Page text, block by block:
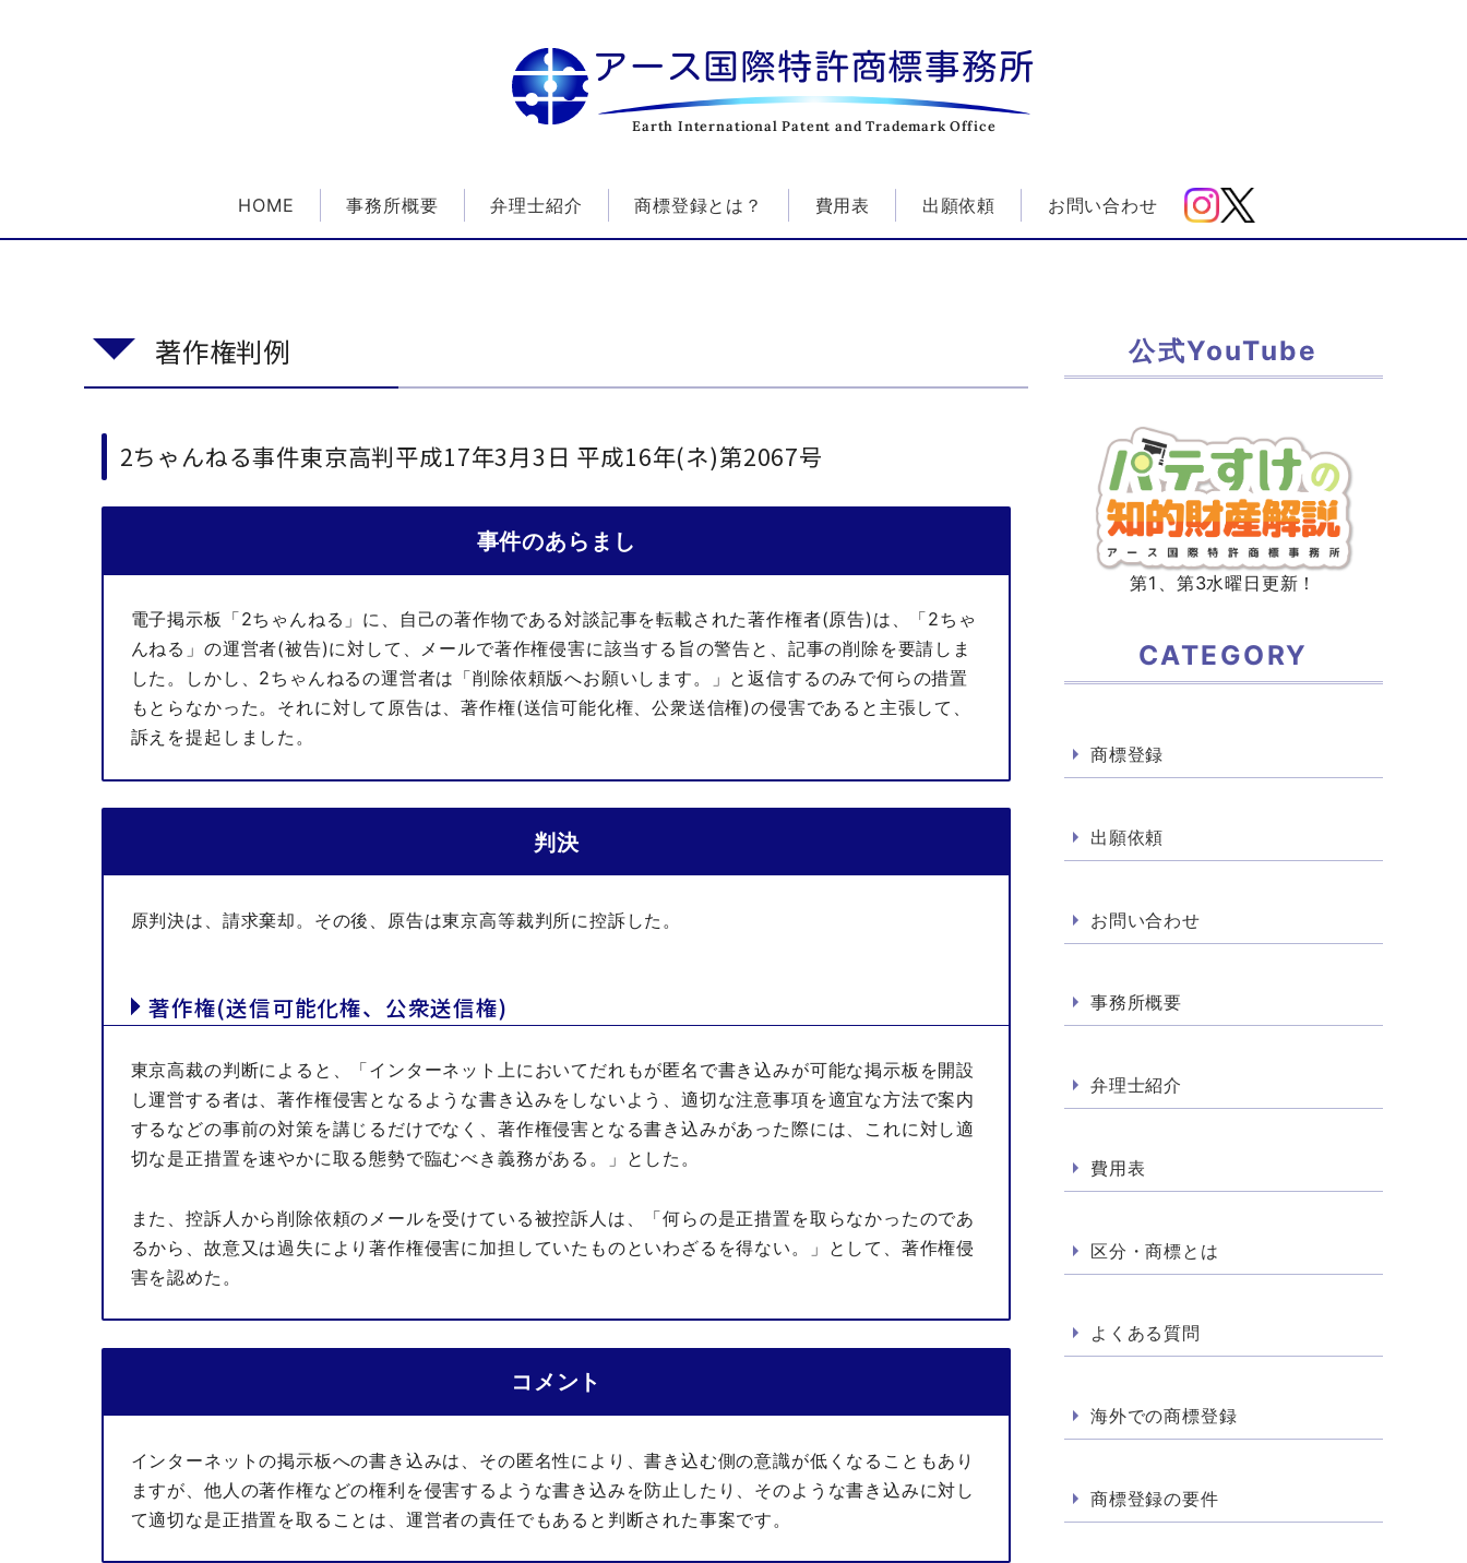
アース国際特許商標事務所
Earth International Patent and Trademark Office
HOME 事務所概要 弁理士紹介 商標登録とは？ 費用表 出願依頼 お問い合わせ
著作権判例
2ちゃんねる事件東京高判平成17年3月3日 平成16年(ネ)第2067号
事件のあらまし
電子掲示板「2ちゃんねる」に、自己の著作物である対談記事を転載された著作権者(原告)は、「2ちゃ
んねる」の運営者(被告)に対して、メールで著作権侵害に該当する旨の警告と、記事の削除を要請しま
した。しかし、2ちゃんねるの運営者は「削除依頼版へお願いします。」と返信するのみで何らの措置
もとらなかった。それに対して原告は、著作権(送信可能化権、公衆送信権)の侵害であると主張して、
訴えを提起しました。
判決
原判決は、請求棄却。その後、原告は東京高等裁判所に控訴した。
著作権(送信可能化権、公衆送信権)
東京高裁の判断によると、「インターネット上においてだれもが匿名で書き込みが可能な掲示板を開設
し運営する者は、著作権侵害となるような書き込みをしないよう、適切な注意事項を適宜な方法で案内
するなどの事前の対策を講じるだけでなく、著作権侵害となる書き込みがあった際には、これに対し適
切な是正措置を速やかに取る態勢で臨むべき義務がある 。」とした。
また、控訴人から削除依頼のメールを受けている被控訴人は、「何らの是正措置を取らなかったのであ
るから、 故意又は過失により著作権侵害に加担 していたものといわざるを得ない。」として、著作権侵
害を認めた。
コメント
インターネットの掲示板への書き込みは、その匿名性により、書き込む側の意識が低くなることもあり
ますが、他人の著作権などの権利を侵害するような書き込みを防止したり、そのような書き込みに対し
て適切な是正措置を取ることは、運営者の責任でもあると判断された事案です。
公式YouTube
第1、第3水曜日更新！
CATEGORY
商標登録
出願依頼
お問い合わせ
事務所概要
弁理士紹介
費用表
区分・商標とは
よくある質問
海外での商標登録
商標登録の要件